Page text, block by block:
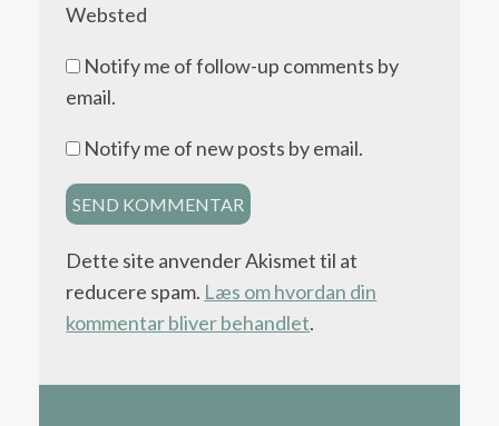
Websted
Notify me of follow-up comments by
email.
Notify me of new posts by email.
Dette site anvender Akismet til at
reducere spam. Læs om hvordan din
kommentar bliver behandlet.